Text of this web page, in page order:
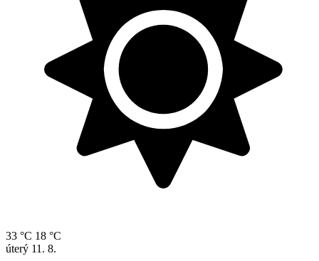
33 °C 18 °C
úterý 11. 8.